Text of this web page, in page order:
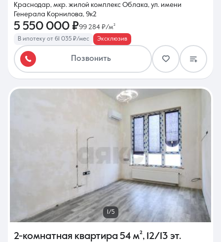
Краснодар, мкр. жилой комплекс Облака, ул. имени
Генерала Корнилова, 9к2
5 550 000 ₽99 284 ₽/м²
В ипотеку от 61 035 ₽/мес Эксклюзив
Позвонить
1/5
2-комнатная квартира 54 м², 12/13 эт.